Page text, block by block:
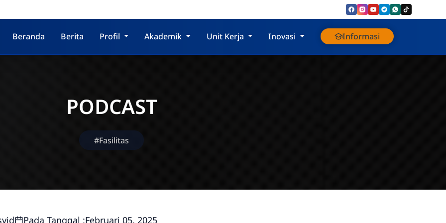
Beranda Berita Profil Akademik Unit Kerja Inovasi Informasi
PODCAST
#Fasilitas
Pada Tanggal :Februari 05, 2025